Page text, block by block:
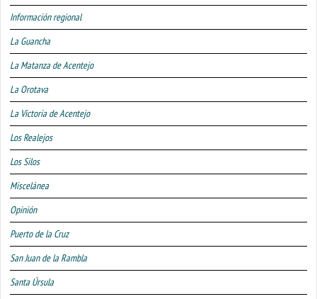
Información regional
La Guancha
La Matanza de Acentejo
La Orotava
La Victoria de Acentejo
Los Realejos
Los Silos
Miscelánea
Opinión
Puerto de la Cruz
San Juan de la Rambla
Santa Úrsula